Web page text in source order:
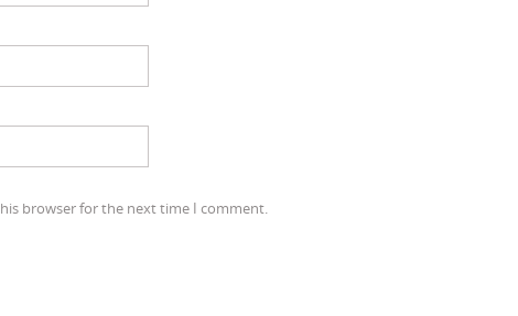
browser for the next time I comment.